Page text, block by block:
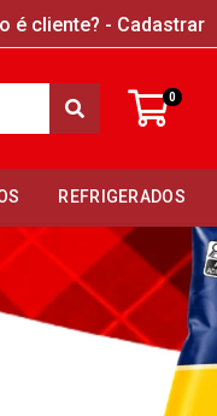
é cliente? - Cadastrar
0
REFRIGERADOS